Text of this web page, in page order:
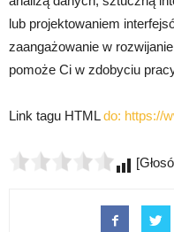
lub projektowaniem
zaangażowanie w
pomoże Ci w zdobyciu
Link tagu HTMLdo: https://